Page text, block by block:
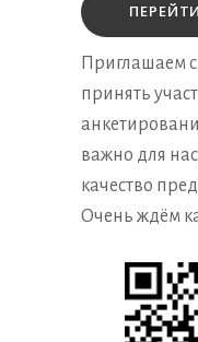
ПЕРЕЙТИ
Приглашаем с
принять
важно для
качество
Очень ждём